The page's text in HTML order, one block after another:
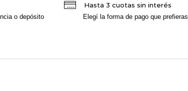
o depósito
Hasta 3 cuotas sin interés
Elegí la forma de pago que prefieras